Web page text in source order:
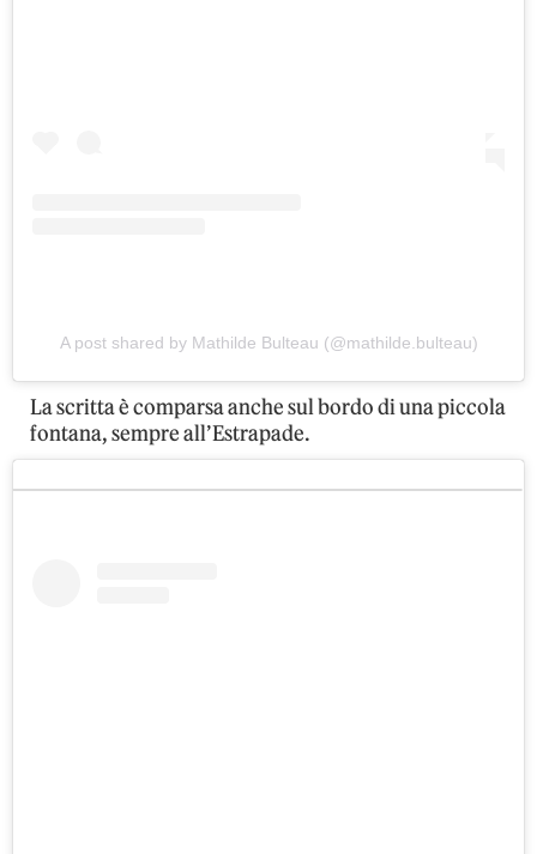
A post shared by Mathilde Bulteau (@mathilde.bulteau)
La scritta è comparsa anche sul bordo di una piccola
fontana, sempre all’Estrapade.